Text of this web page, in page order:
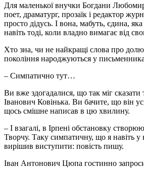
Для маленької внучки Богдани
поет, драматург, прозаїк і редактор
просто дідусь. І вона, мабуть, єдина,
навіть тоді, коли владно вимагає від
Хто зна, чи не найкращі слова про
покоління народжуються у
– Симпатично тут…
Ви вже здогадалися, що так міг сказати
Іванович Ковінька. Ви бачите, що він
щось смішне написав в цю хвилину.
– І взагалі, в Ірпені обстановку
Творчу. Таку симпатичну, що я навіть
вирішив виступити: повість пишу.
Іван Антонович Цюпа гостинно